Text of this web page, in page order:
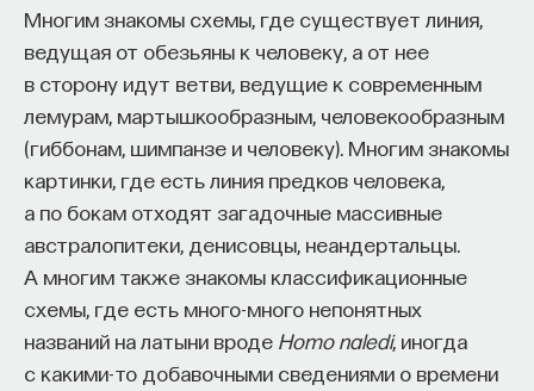
Многим знакомы схемы, где существует линия,
ведущая от обезьяны к человеку, а от нее
в сторону идут ветви, ведущие к современным
лемурам, мартышкообразным, человекообразным
(гиббонам, шимпанзе и человеку). Многим знакомы
картинки, где есть линия предков человека,
а по бокам отходят загадочные массивные
австралопитеки, денисовцы, неандертальцы.
А многим также знакомы классификационные
схемы, где есть много-много непонятных
названий на латыни вроде Homo naledi, иногда
с какими-то добавочными сведениями о времени
В 2012 годуИвар Максутовсоздал проект
ПостНаука, который дал голос учёным и навсегда
изменил медийное пространство на русском
языке. В 2021 году в Лондоне он основал компанию
Naukka, помогающую учёным
и предпринимателям превращать их идеи
в технологии и успешные стартапы. Теперь
команда ПостНауки запускает новый сервис —
Naukka Talents, рекрутинговое агентство,
созданное для поддержки специалистов,
желающих работать в глобальных инновационных
индустриях.